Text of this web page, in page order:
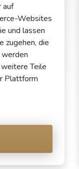
auf
Websites
und lassen
zugehen, die
werden
Teile
Plattform